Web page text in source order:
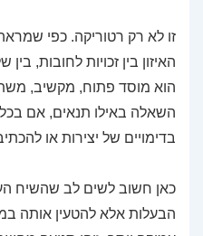
זו לא רק רטוריקה. כפי
האיזון בין זכויות לחובות,
הוא מוסד פתוח, מקשיב,
השאלה באילו תנאים, אם
בדימויים של יצירות או
כאן חשוב לשים לב שהשיח
הבעלות אלא להטעין אותה